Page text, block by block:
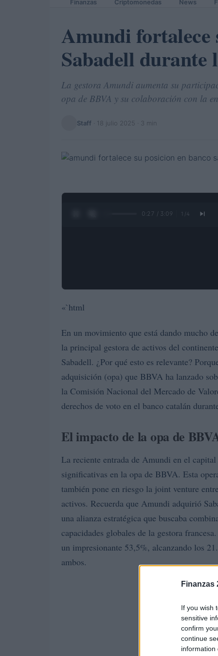
Finanzas
If you wish
sensitive
confirm
continue
information
Finanzas Criptomonedas News
Amundi fortalece
Sabadell durante
La gestora Amundi aumenta su
opa de BBVA y su colaboración con la
Staff 18 julio 2025 · 3 min
0:28 / 3:09 1 /4
«`html
En un movimiento que está dando mucho
la principal gestora de activos del
Sabadell. ¿Por qué esto es relevante?
adquisición (opa) que BBVA ha lanzado
la Comisión Nacional del Mercado de
derechos de voto en el banco catalán
El impacto de la opa de
La reciente entrada de Amundi en el
significativas en la opa de BBVA. Esta
también pone en riesgo la joint venture
activos. Recuerda que Amundi adquirió
una alianza estratégica que buscaba
capacidades globales de la gestora
un impresionante 53,5%, alcanzando los
ambos.